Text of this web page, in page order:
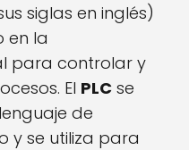
siglas en inglés)
en la
para controlar y
El PLC se
de
y se utiliza para